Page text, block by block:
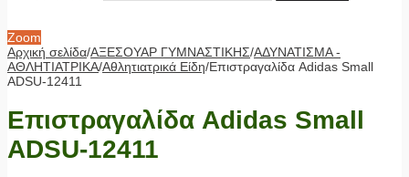
Zoom
Αρχική σελίδα/ΑΞΕΣΟΥΑΡ ΓΥΜΝΑΣΤΙΚΗΣ/ΑΔΥΝΑΤΙΣΜΑ -
ΑΘΛΗΤΙΑΤΡΙΚΑ/Αθλητιατρικά Είδη/Επιστραγαλίδα Adidas Small
ADSU-12411
Επιστραγαλίδα Adidas Small
ADSU-12411